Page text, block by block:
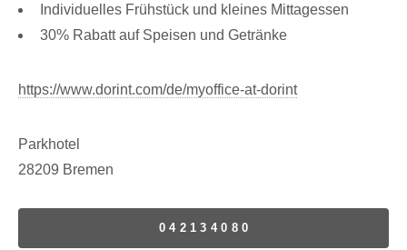
Individuelles Frühstück und kleines Mittagessen
30% Rabatt auf Speisen und Getränke
https://www.dorint.com/de/myoffice-at-dorint
Parkhotel
28209 Bremen
042134080